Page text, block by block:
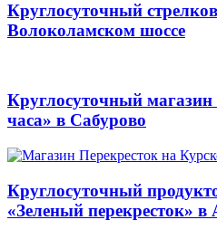
Круглосуточный
Волоколамском шоссе
Круглосуточный магазин
часа» в Сабурово
Круглосуточный
«Зеленый перекресток» в